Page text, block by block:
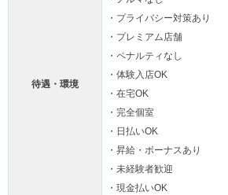
待遇・環境
・プライバシー対策あり
・プレミアム店舗
・ペナルティなし
・体験入店OK
・在宅OK
・完全個室
・日払いOK
・昇給・ボーナスあり
・未経験者歓迎
・現金払いOK